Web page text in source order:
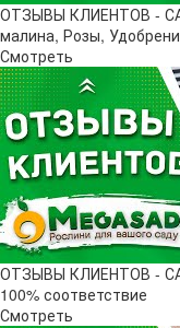
ОТЗЫВЫ КЛИЕНТОВ -
малина, Розы,
Смотреть
ОТЗЫВЫ КЛИЕНТОВ -
100% соответствие
Смотреть